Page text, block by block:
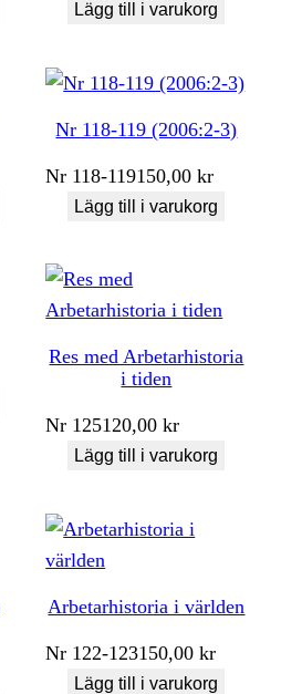
Lägg till i varukorg
Nr 118-119 (2006:2-3)
Nr 118-119150,00kr
Lägg till i varukorg
Res med Arbetarhistoria
i tiden
Nr 125120,00kr
Lägg till i varukorg
Arbetarhistoria i världen
Nr 122-123150,00kr
Lägg till i varukorg